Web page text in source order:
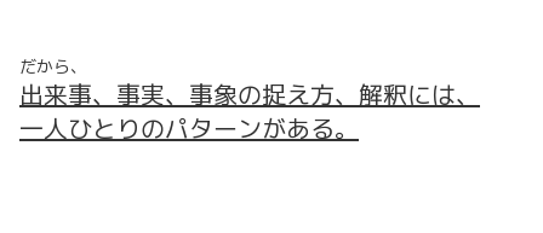
だから、
出来事、事実、事象の捉え方、解釈には、
一人ひとりのパターンがある。